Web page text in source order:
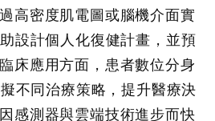
高密度肌電圖或腦機介面實
設計個人化復健計畫，並預
床應用方面，患者數位分身
不同治療策略，提升醫療決
感測器與雲端技術進步而快